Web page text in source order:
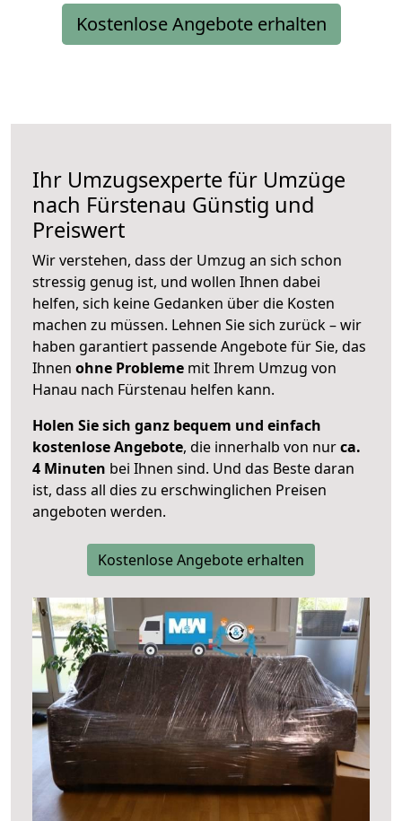
Kostenlose Angebote erhalten
Ihr Umzugsexperte für Umzüge
nach Fürstenau Günstig und
Preiswert
Wir verstehen, dass der Umzug an sich schon
stressig genug ist, und wollen Ihnen dabei
helfen, sich keine Gedanken über die Kosten
machen zu müssen. Lehnen Sie sich zurück – wir
haben garantiert passende Angebote für Sie, das
Ihnen ohne Probleme mit Ihrem Umzug von
Hanau nach Fürstenau helfen kann.
Holen Sie sich ganz bequem und einfach
kostenlose Angebote, die innerhalb von nurca.
4 Minuten bei Ihnen sind. Und das Beste daran
ist, dass all dies zu erschwinglichen Preisen
angeboten werden.
Kostenlose Angebote erhalten